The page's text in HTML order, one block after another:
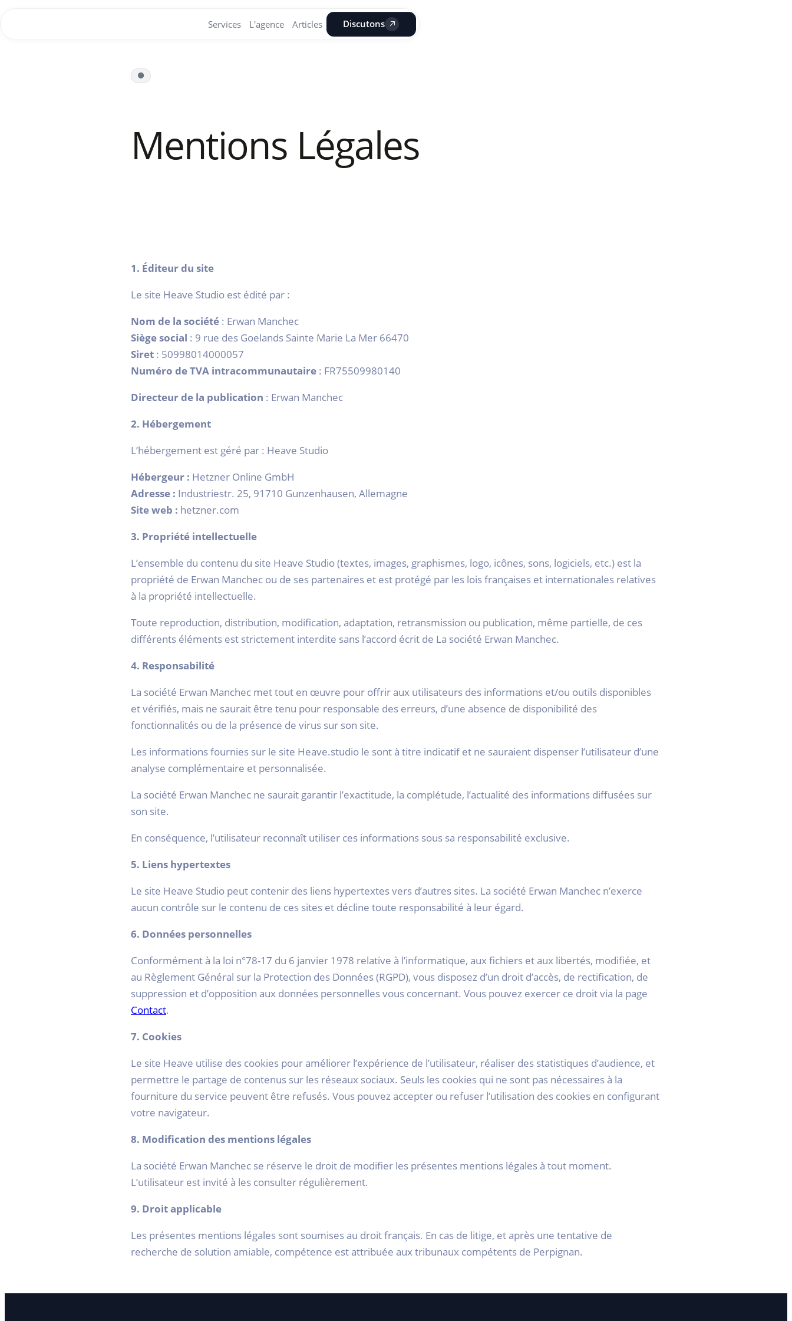
Services L'agence Articles Discutons
Mentions Légales
1. Éditeur du site
Le site Heave Studio est édité par :
Nom de la société : Erwan Manchec
Siège social : 9 rue des Goelands Sainte Marie La Mer 66470
Siret : 50998014000057
Numéro de TVA intracommunautaire : FR75509980140
Directeur de la publication : Erwan Manchec
2. Hébergement
L’hébergement est géré par : Heave Studio
Hébergeur : Hetzner Online GmbH
Adresse : Industriestr. 25, 91710 Gunzenhausen, Allemagne
Site web : hetzner.com
3. Propriété intellectuelle
L’ensemble du contenu du site Heave Studio (textes, images, graphismes, logo, icônes, sons, logiciels, etc.) est la
propriété de Erwan Manchec ou de ses partenaires et est protégé par les lois françaises et internationales relatives
à la propriété intellectuelle.
Toute reproduction, distribution, modification, adaptation, retransmission ou publication, même partielle, de ces
différents éléments est strictement interdite sans l’accord écrit de La société Erwan Manchec.
4. Responsabilité
La société Erwan Manchec met tout en œuvre pour offrir aux utilisateurs des informations et/ou outils disponibles
et vérifiés, mais ne saurait être tenu pour responsable des erreurs, d’une absence de disponibilité des
fonctionnalités ou de la présence de virus sur son site.
Les informations fournies sur le site Heave.studio le sont à titre indicatif et ne sauraient dispenser l’utilisateur d’une
analyse complémentaire et personnalisée.
La société Erwan Manchec ne saurait garantir l’exactitude, la complétude, l’actualité des informations diffusées sur
son site.
En conséquence, l’utilisateur reconnaît utiliser ces informations sous sa responsabilité exclusive.
5. Liens hypertextes
Le site Heave Studio peut contenir des liens hypertextes vers d’autres sites. La société Erwan Manchec n’exerce
aucun contrôle sur le contenu de ces sites et décline toute responsabilité à leur égard.
6. Données personnelles
Conformément à la loi n°78-17 du 6 janvier 1978 relative à l’informatique, aux fichiers et aux libertés, modifiée, et
au Règlement Général sur la Protection des Données (RGPD), vous disposez d’un droit d’accès, de rectification, de
suppression et d’opposition aux données personnelles vous concernant. Vous pouvez exercer ce droit via la page
Contact.
7. Cookies
Le site Heave utilise des cookies pour améliorer l’expérience de l’utilisateur, réaliser des statistiques d’audience, et
permettre le partage de contenus sur les réseaux sociaux. Seuls les cookies qui ne sont pas nécessaires à la
fourniture du service peuvent être refusés. Vous pouvez accepter ou refuser l’utilisation des cookies en configurant
votre navigateur.
8. Modification des mentions légales
La société Erwan Manchec se réserve le droit de modifier les présentes mentions légales à tout moment.
L’utilisateur est invité à les consulter régulièrement.
9. Droit applicable
Les présentes mentions légales sont soumises au droit français. En cas de litige, et après une tentative de
recherche de solution amiable, compétence est attribuée aux tribunaux compétents de Perpignan.